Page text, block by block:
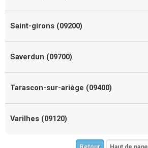
Saint-girons (09200)
Saverdun (09700)
Tarascon-sur-ariège (09400)
Varilhes (09120)